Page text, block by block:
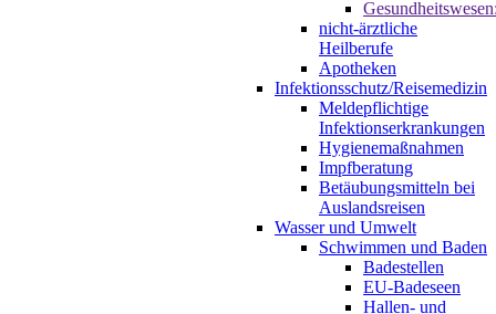
nicht-ärztliche
Heilberufe
Apotheken
Infektionsschutz/Reisemedizin
Meldepflichtige
Infektionserkrankungen
Hygienemaßnahmen
Impfberatung
Betäubungsmitteln bei
Auslandsreisen
Wasser und Umwelt
Schwimmen und Baden
Badestellen
EU-Badeseen
Hallen- und